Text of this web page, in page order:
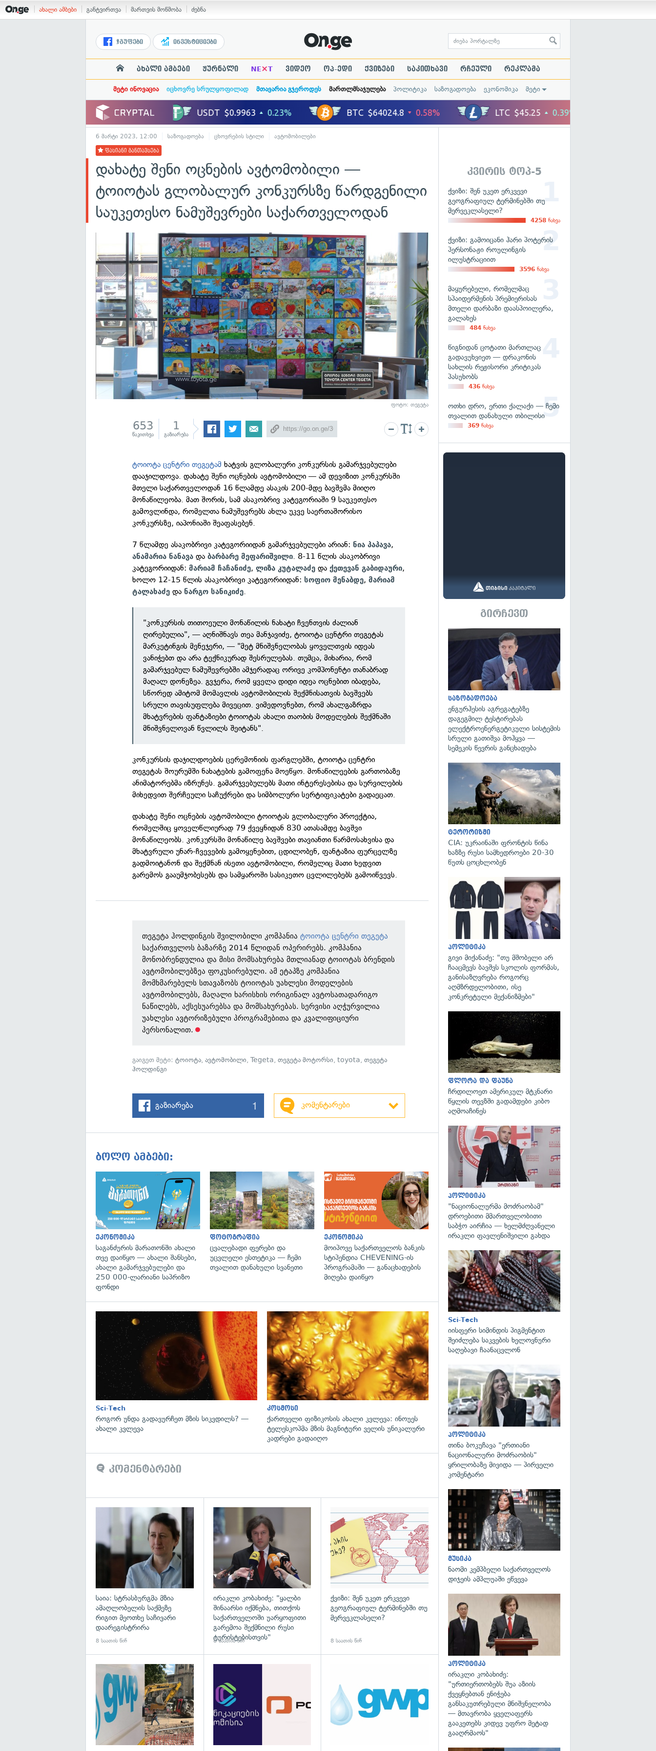
ახალი ამბები განტვირთვა მართვის მოწმობა ძებნა
ჯგუფები ინვესტიციები
ახალი ამბები ჟურნალი NE×T ვიდეო ოპ-ედი ქვიზები საკითხავი რჩეული რეკლამა
მეტი ინოვაცია იცხოვრე სრულყოფილად მთავარია გჯეროდეს მართლმსაჯულება პოლიტიკა საზოგადოება ეკონომიკა მეტი
6 მარტი 2023, 12:00 საზოგადოება ცხოვრების სტილი ავტომობილები
ფასიანი განთავსება
დახატე შენი ოცნების ავტომობილი —
ტოიოტას გლობალურ კონკურსზე წარდგენილი
საუკეთესო ნამუშევრები საქართველოდან
ფოტო: თეგეტა
653
წაკითხვა
1
გაზიარება
ტოიოტა ცენტრი თეგეტამ ხატვის გლობალური კონკურსის გამარჯვებულები
დააჯილდოვა. დახატე შენი ოცნების ავტომობილი — ამ დევიზით კონკურსში
მთელი საქართველოდან 16 წლამდე ასაკის 200-მდე ბავშვმა მიიღო
მონაწილეობა. მათ შორის, სამ ასაკობრივ კატეგორიაში 9 საუკეთესო
გამოვლინდა, რომელთა ნამუშევრებს ახლა უკვე საერთაშორისო
კონკურსზე, იაპონიაში შეაფასებენ.
7 წლამდე ასაკობრივი კატეგორიიდან გამარჯვებულები არიან: ნია პაპავა,
ანამარია ნანავადა ბარბარე მეფარიშვილი. 8-11 წლის ასაკობრივი
კატეგორიიდან:მარიამ ჩაჩანიძე,ლიზა კუტალაძე დაქეთევან გაბიდაური,
ხოლო 12-15 წლის ასაკობრივი კატეგორიიდან: სოფიო მენაბდე,მარიამ
ტალახაძე და ნარგო სანიკიძე.
"კონკურსის თითოეული მონაწილის ნახატი ჩვენთვის ძალიან
ღირებულია", — აღნიშნავს თეა მანჯავიძე, ტოიოტა ცენტრი თეგეტას
მარკეტინგის მენეჯერი, — "მეტ მნიშვნელობას ყოველთვის იდეას
ვანიჭებთ და არა ტექნიკურად შესრულებას. თუმცა, მიხარია, რომ
გამარჯვებულ ნამუშევრებში ამჯერადაც ორივე კომპონენტი თანაბრად
მაღალ დონეზეა. გვჯერა, რომ ყველა დიდი იდეა ოცნებით იბადება,
სწორედ ამიტომ მომავლის ავტომობილის შექმნისათვის ბავშვებს
სრული თავისუფლება მივეცით. ვიმედოვნებთ, რომ ახალგაზრდა
მხატვრების ფანტაზიები ტოიოტას ახალი თაობის მოდელების შექმნაში
მნიშვნელოვან წვლილს შეიტანს".
კონკურსის დაჯილდოების ცერემონიის ფარგლებში, ტოიოტა ცენტრი
თეგეტას შოურუმში ნახატების გამოფენა მოეწყო. მონაწილეების გართობაზე
ანიმატორებმა იზრუნეს. გამარჯვებულებს მათი ინტერესებისა და სურვილების
მიხედვით შერჩეული საჩუქრები და სიმბოლური სერტიფიკატები გადაეცათ.
დახატე შენი ოცნების ავტომობილი ტოიოტას გლობალური პროექტია,
რომელშიც ყოველწლიურად 79 ქვეყნიდან 830 ათასამდე ბავშვი
მონაწილეობს. კონკურსში მონაწილე ბავშვები თავიანთი წარმოსახვისა და
მხატვრული უნარ-ჩვევების გამოყენებით, ცდილობენ, ფანტაზია ფურცელზე
გადმოიტანონ და შექმნან ისეთი ავტომობილი, რომელიც მათი ხედვით
გარემოს გააუმჯობესებს და სამყაროში სასიკეთო ცვლილებებს გამოიწვევს.
თეგეტა ჰოლდინგის შვილობილი კომპანიატოიოტა ცენტრი თეგეტა
საქართველოს ბაზარზე 2014 წლიდან ოპერირებს. კომპანია
მონობრენდულია და მისი მომსახურება მთლიანად ტოიოტას ბრენდის
ავტომობილებზეა ფოკუსირებული. ამ ეტაპზე კომპანია
მომხმარებელს სთავაზობს ტოიოტას უახლესი მოდელების
ავტომობილებს, მაღალი ხარისხის ორიგინალ ავტოსათადარიგო
ნაწილებს, აქსესუარებსა და მომსახურებას. სერვისი აღჭურვილია
უახლესი ავტორიზებული პროგრამებითა და კვალიფიციური
პერსონალით.
გაიგეთ მეტი:ტოიოტა,ავტომობილი,Tegeta,თეგეტა მოტორსი,toyota,თეგეტა
ჰოლდინგი
გაზიარება 1 კომენტარები
ბოლო ამბები:
ეკონომიკა
საგანძურის მარათონში ახალი
თვე დაიწყო — ახალი შანსები,
ახალი გამარჯვებულები და
250 000-ლარიანი საპრიზო
ფონდი
გადახედვა
ფოტოგრაფია
ცვალებადი ფერები და
უცვლელი ესთეტიკა — ჩემი
თვალით დანახული სვანეთი
ეკონომიკა
მოიპოვე საქართველოს ბანკის
სტიპენდია CHEVENING-ის
პროგრამაში — განაცხადების
მიღება დაიწყო
გადახედვა
Sci-Tech
როგორ უნდა გადავურჩეთ მზის სიკვდილს? —
ახალი კვლევა
გადახედვა
კოსმოსი
ქართველი ფიზიკოსის ახალი კვლევა: ინოუეს
ტელესკოპმა მზის მაგნიტური ველის უნიკალური
კადრები გადაიღო
კომენტარები
გადახედვა
საია: სტრასბურგმა მზია
ამაღლობელის საქმეზე
რიგით მეოთხე საჩივარი
დაარეგისტრირა
8 საათის წინ
გადახედვა
ირაკლი კობახიძე: "ყალბი
შინაარსი იქმნება, თითქოს
საქართველოში უარყოფითი
გარემოა შექმნილი რუსი
ტურისტებისთვის"
8 საათის წინ
ქვიზი: შენ უკეთ ერკვევი
გეოგრაფიულ ტერმინებში თუ
მერვეკლასელი?
8 საათის წინ
კვირის ტოპ-5
ქვიზი: შენ უკეთ ერკვევი
გეოგრაფიულ ტერმინებში თუ
მერვეკლასელი?
4258 ნახვა
ქვიზი: გამოიცანი ჰარი პოტერის
პერსონაჟი როულინგის
ილუსტრაციით
3596 ნახვა
მაყურებელი, რომელმაც
სპაიდერმენის პრემიერისას
მთელი დარბაზი დაასპოილერა,
გალახეს
484 ნახვა
წიგნიდან ცოტათი მართლაც
გადავუხვიეთ — დრაკონის
სახლის რეჟისორი კრიტიკას
პასუხობს
436 ნახვა
ოთხი დრო, ერთი ქალაქი — ჩემი
თვალით დანახული თბილისი
369 ნახვა
გირჩევთ
საზოგადოება
ენგურჰესის აგრეგატებზე
დაგეგმილ ტესტირებას
ელექტროენერგეტიკული სისტემის
სრული გათიშვა მოჰყვა —
სემეკის წევრის განცხადება
ტერორიზმი
CIA: უკრაინაში ფრონტის წინა
ხაზზე რუსი სამხედროები 20-30
წუთს ცოცხლობენ
პოლიტიკა
გივი მიქანაძე: "თუ მშობელი არ
ჩააცმევს ბავშვს სკოლის ფორმას,
განისაზღვრება როგორც
აღმზრდელობითი, ისე
კონკრეტული მექანიზმები"
ფლორა და ფაუნა
ჩრდილოეთ ამერიკულ მტკნარი
წყლის თევზში გადამდები კიბო
აღმოაჩინეს
პოლიტიკა
"ნაციონალურმა მოძრაობამ"
დროებითი მმართველობითი
საბჭო აირჩია — ხელმძღვანელი
ირაკლი ფავლენიშვილი გახდა
Sci-Tech
იისფერი სიმინდის პიგმენტით
შეიძლება საკვების ხელოვნური
საღებავი ჩაანაცვლონ
პოლიტიკა
თინა ბოკუჩავა "ერთიანი
ნაციონალური მოძრაობის"
ყრილობაზე მივიდა — პირველი
კომენტარი
მუსიკა
ნაომი კემპბელი საქართველოს
დიჯეის ამპლუაში ეწვევა
პოლიტიკა
ირაკლი კობახიძე:
"ურთიერთობებს შუა აზიის
ქვეყნებთან ენიჭება
განსაკუთრებული მნიშვნელობა
— მთავრობა ყველაფერს
გააკეთებს კიდევ უფრო მეტად
გააღრმაოს"